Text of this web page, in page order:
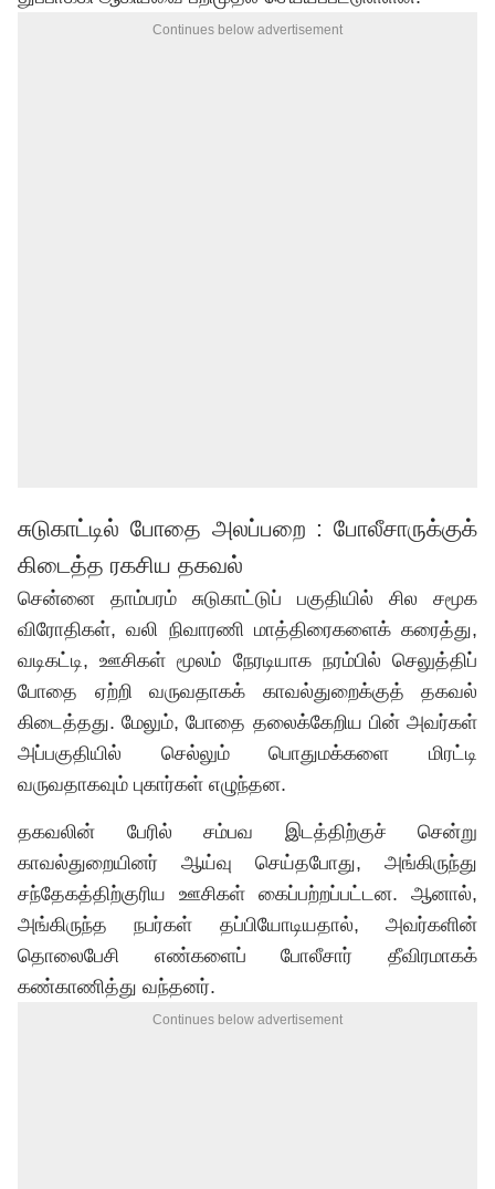
Continues below advertisement
சுடுகாட்டில் போதை அலப்பறை : போலீசாருக்குக்
கிடைத்த ரகசிய தகவல்
சென்னை தாம்பரம் சுடுகாட்டுப் பகுதியில் சில சமூக
விரோதிகள், வலி நிவாரணி மாத்திரைகளைக் கரைத்து,
வடிகட்டி, ஊசிகள் மூலம் நேரடியாக நரம்பில் செலுத்திப்
போதை ஏற்றி வருவதாகக் காவல்துறைக்குத் தகவல்
கிடைத்தது. மேலும், போதை தலைக்கேறிய பின் அவர்கள்
அப்பகுதியில் செல்லும் பொதுமக்களை மிரட்டி
வருவதாகவும் புகார்கள் எழுந்தன.
தகவலின் பேரில் சம்பவ இடத்திற்குச் சென்று
காவல்துறையினர் ஆய்வு செய்தபோது, அங்கிருந்து
சந்தேகத்திற்குரிய ஊசிகள் கைப்பற்றப்பட்டன. ஆனால்,
அங்கிருந்த நபர்கள் தப்பியோடியதால், அவர்களின்
தொலைபேசி எண்களைப் போலீசார் தீவிரமாகக்
கண்காணித்து வந்தனர்.
Continues below advertisement